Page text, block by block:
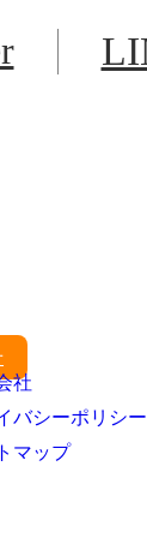
社
バシーポリシー
マップ